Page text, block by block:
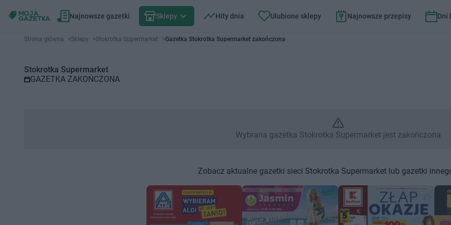
Najnowsze gazetki Sklepy Hity dnia Ulubione sklepy Najnowsze przepisy Dni
Gazetka promocyjna Stokrotka Supermarket – Wybrana
Strona główna >Sklepy >Stokrotka Supermarket >Gazetka Stokrotka Supermarket zakończona
Stokrotka Supermarket
GAZETKA ZAKOŃCZONA
Wybrana gazetka Stokrotka Supermarket jest zakończona
Zobacz aktualne gazetki sieci Stokrotka Supermarket lub gazetki